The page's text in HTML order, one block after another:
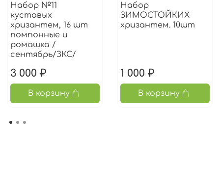
Набор №11
кустовых
хризантем, 16 шт
помпонные и
ромашка /
сентябрь/ЗКС/
3 000 ₽
В корзину
Набор
ЗИМОСТОЙКИХ
хризантем. 10шт
1 000 ₽
В корзину